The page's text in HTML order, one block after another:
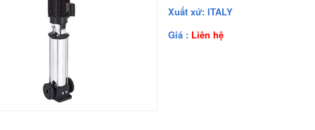
Xuất xứ: ITALY
Giá : Liên hệ